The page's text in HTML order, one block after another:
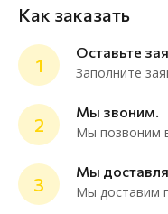
Как заказать
1
Оставьте
Заполните
2
Мы звоним.
Мы позвоним
3
Мы
Мы доставим
online